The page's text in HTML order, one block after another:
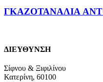
ΓΚΑΖΟΤΑΝΑΛΙΑ
ΔΙΕΥΘΥΝΣΗ
Σίφνου & Ξιφιλίνου
Κατερίνη, 60100